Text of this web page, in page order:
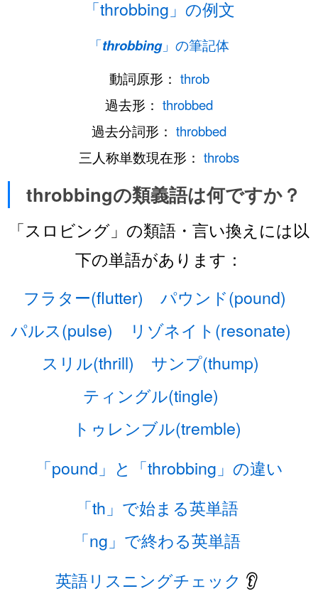
「throbbing」の例文
「throbbing」の筆記体
動詞原形： throb
過去形： throbbed
過去分詞形： throbbed
三人称単数現在形： throbs
throbbingの類義語は何ですか？
「スロビング」の類語・言い換えには以
下の単語があります：
フラター(flutter)
パウンド(pound)
パルス(pulse)
リゾネイト(resonate)
スリル(thrill)
サンプ(thump)
ティングル(tingle)
トゥレンブル(tremble)
「pound」と「throbbing」の違い
「th」で始まる英単語
「ng」で終わる英単語
英語リスニングチェック 👂